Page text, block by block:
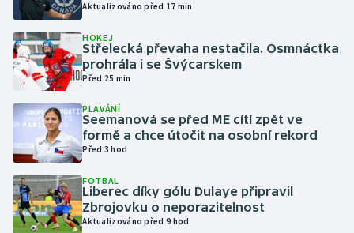
Házená
Jezdectví
Judo
Krasobruslení
Lyže a snowboard
Aktualizováno před 17 min
HOKEJ
Střelecká převaha nestačila. Osmnáctka
prohrála i se Švýcarskem
Před 25 min
PLAVÁNÍ
Seemanová se před ME cítí zpět ve
formě a chce útočit na osobní rekord
Před 3 hod
FOTBAL
Liberec díky gólu Dulaye připravil
Zbrojovku o neporazitelnost
Aktualizováno před 9 hod